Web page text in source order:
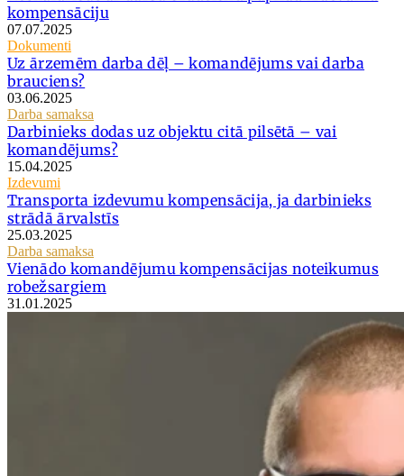
kompensāciju
07.07.2025
Dokumenti
Uz ārzemēm darba dēļ – komandējums vai darba
brauciens?
03.06.2025
Darba samaksa
Darbinieks dodas uz objektu citā pilsētā – vai
komandējums?
15.04.2025
Izdevumi
Transporta izdevumu kompensācija, ja darbinieks
strādā ārvalstīs
25.03.2025
Darba samaksa
Vienādo komandējumu kompensācijas noteikumus
robežsargiem
31.01.2025